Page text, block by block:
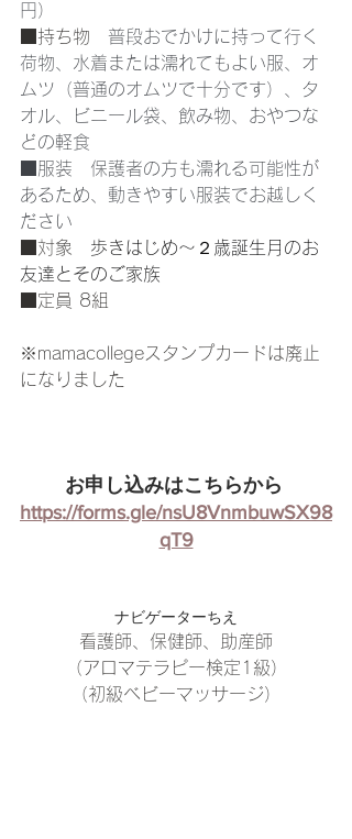
円）
■持ち物 普段おでかけに持って行く
荷物、水着または濡れてもよい服、オ
ムツ（普通のオムツで十分です）、タ
オル、ビニール袋、飲み物、おやつな
どの軽食
■服装　保護者の方も濡れる可能性が
あるため、動きやすい服装でお越しく
ださい
■対象 歩きはじめ〜２歳誕生月のお
友達とそのご家族
■定員 8組
※mamacollegeスタンプカードは廃止
になりました
お申し込みはこちらから
https://forms.gle/nsU8VnmbuwSX98
qT9
ナビゲーターちえ
看護師、保健師、助産師
（アロマテラピー検定1級）
（初級ベビーマッサージ）